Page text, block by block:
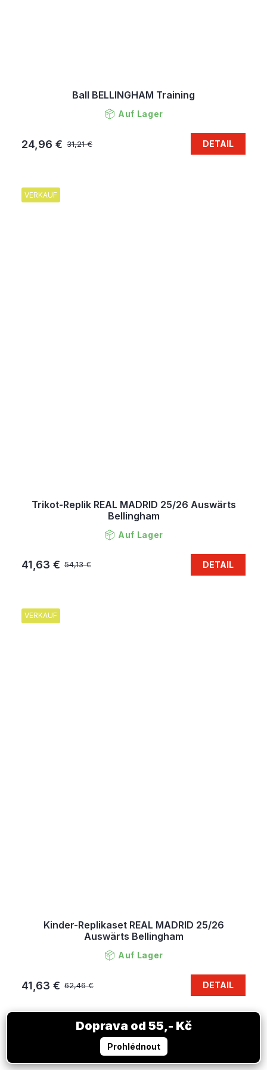
Ball BELLINGHAM Training
Auf Lager
31,21 €
24,96 € DETAIL
VERKAUF
Trikot-Replik REAL MADRID 25/26 Auswärts
Bellingham
Auf Lager
54,13 €
41,63 € DETAIL
VERKAUF
Kinder-Replikaset REAL MADRID 25/26
Auswärts Bellingham
Auf Lager
62,46 €
41,63 € DETAIL